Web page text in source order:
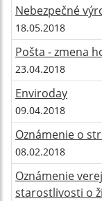
Nebezpečné
18.05.2018
Pošta - zmena
23.04.2018
Enviroday
09.04.2018
Oznámenie o
08.02.2018
Oznámenie
starostlivosti o